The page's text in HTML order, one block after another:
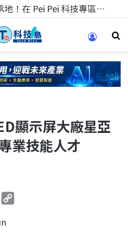
到TECH+ 科技專區!
顯示屏大廠星亞
業技能人才